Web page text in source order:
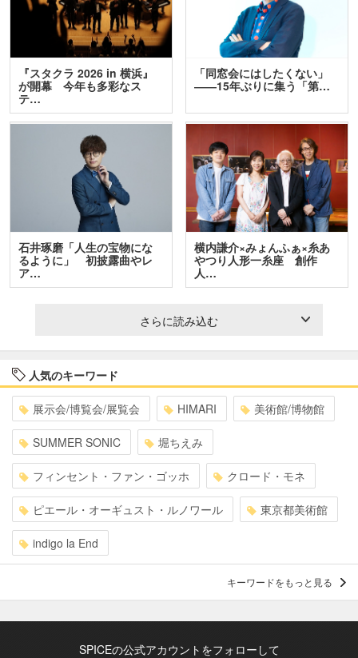
『スタクラ 2026 in 横浜』
が開幕 今年も多彩なス
テ…
「同窓会にはしたくない」
――15年ぶりに集う「第…
石井琢磨「人生の宝物にな
るように」 初披露曲やレ
ア…
横内謙介×みょんふぁ×糸あ
やつり人形一糸座 創作
人…
さらに読み込む
人気のキーワード
展示会/博覧会/展覧会 HIMARI 美術館/博物館
SUMMER SONIC 堀ちえみ
フィンセント・ファン・ゴッホ クロード・モネ
ピエール・オーギュスト・ルノワール 東京都美術館
indigo la End
キーワードをもっと見る
SPICEの公式アカウントをフォローして